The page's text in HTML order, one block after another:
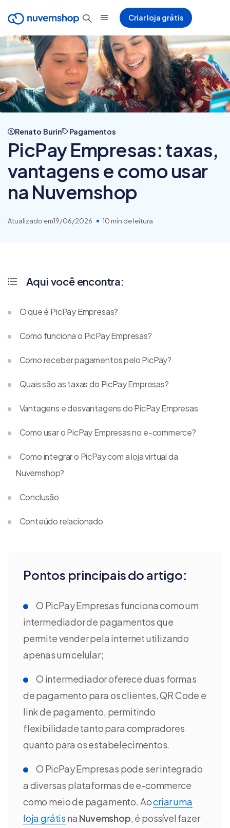
Criar loja grátis
Renato Burin Pagamentos
PicPay Empresas: taxas,
vantagens e como usar
na Nuvemshop
Atualizado em19/06/2026 10 min de leitura
Pontos principais do artigo:
O PicPay Empresas funciona como um
intermediador de pagamentos que
permite vender pela internet utilizando
apenas um celular;
O intermediador oferece duas formas
de pagamento para os clientes, QR Code e
link de pagamento, permitindo
flexibilidade tanto para compradores
quanto para os estabelecimentos.
O PicPay Empresas pode ser integrado
a diversas plataformas de e-commerce
como meio de pagamento. Aocriar uma
loja grátis na Nuvemshop, é possível fazer
Aqui você encontra:
O que é PicPay Empresas?
Como funciona o PicPay Empresas?
Como receber pagamentos pelo PicPay?
Quais são as taxas do PicPay Empresas?
Vantagens e desvantagens do PicPay Empresas
Como usar o PicPay Empresas no e-commerce?
Como integrar o PicPay com a loja virtual da
Nuvemshop?
Conclusão
Conteúdo relacionado